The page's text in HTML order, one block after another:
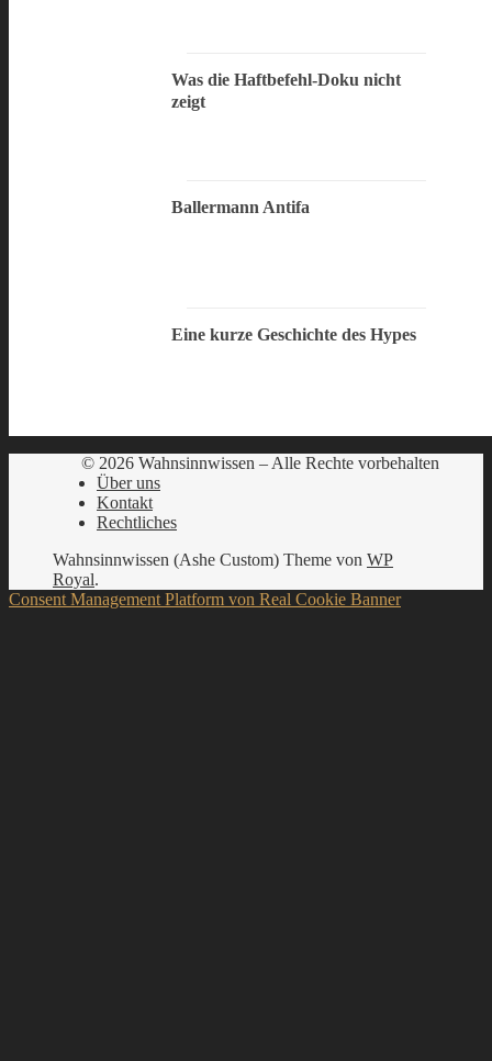
Was die Haftbefehl-Doku nicht
zeigt
Ballermann Antifa
Eine kurze Geschichte des Hypes
© 2026 Wahnsinnwissen – Alle Rechte vorbehalten
Über uns
Kontakt
Rechtliches
Wahnsinnwissen (Ashe Custom) Theme von WP
Royal.
Consent Management Platform von Real Cookie Banner